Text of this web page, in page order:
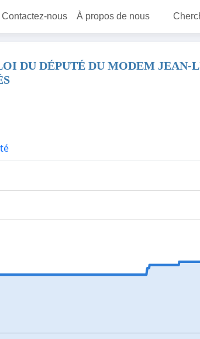
Contactez-nous À propos de nous
DU DÉPUTÉ DU MODEM JEAN-